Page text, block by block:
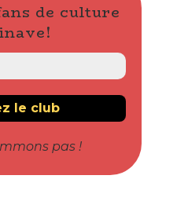
de culture
pas !